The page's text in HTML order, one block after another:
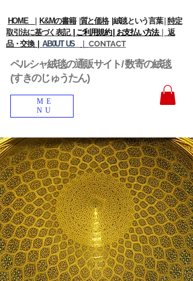
HOME K&Mの書籍| 質と価格| 絨毯という言葉 |特定
取引法に基づく表記
| ご利用規約 | お支払い方法
返
品・交換 |
AB0UT US CONTACT
ペルシャ絨毯の通販サイト/ 数寄の絨毯
(すきのじゅうたん)
ME
NU